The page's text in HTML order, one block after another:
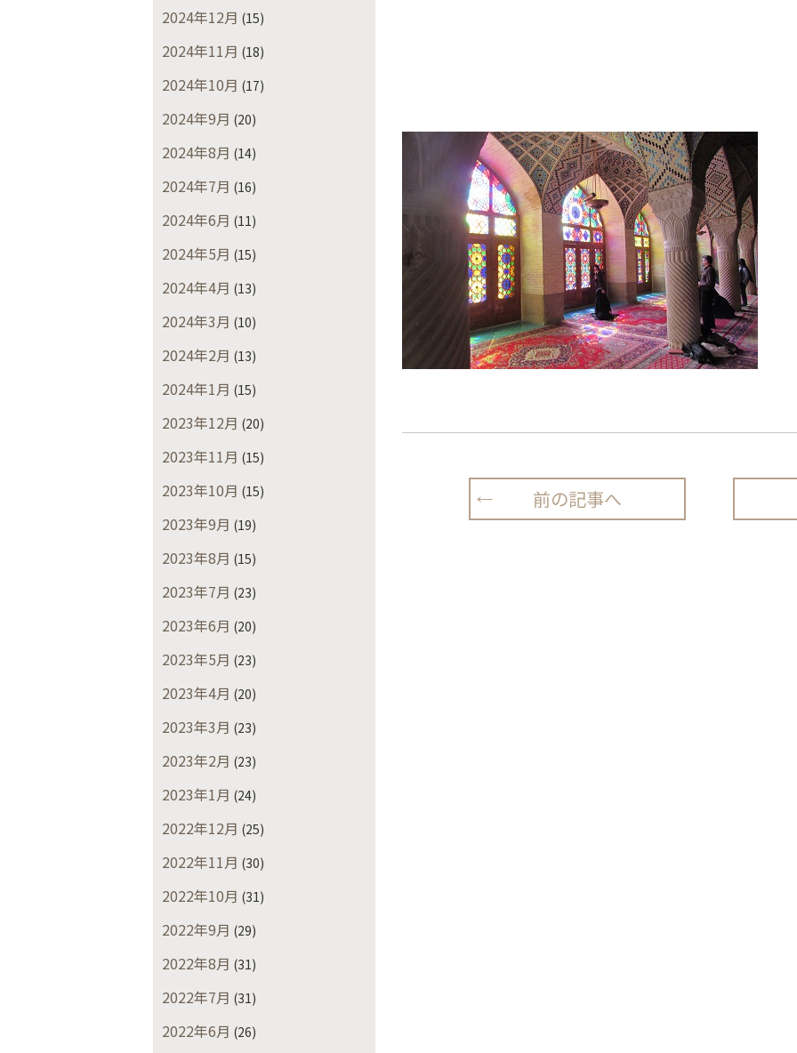
2024年12月 (15)
2024年11月 (18)
2024年10月 (17)
2024年9月 (20)
2024年8月 (14)
2024年7月 (16)
2024年6月 (11)
2024年5月 (15)
2024年4月 (13)
2024年3月 (10)
2024年2月 (13)
2024年1月 (15)
2023年12月 (20)
2023年11月 (15)
2023年10月 (15)
2023年9月 (19)
2023年8月 (15)
2023年7月 (23)
2023年6月 (20)
2023年5月 (23)
2023年4月 (20)
2023年3月 (23)
2023年2月 (23)
2023年1月 (24)
2022年12月 (25)
2022年11月 (30)
2022年10月 (31)
2022年9月 (29)
2022年8月 (31)
2022年7月 (31)
2022年6月 (26)
前の記事へ